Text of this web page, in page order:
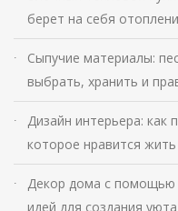
берет на себя
Сыпучие материалы:
выбрать, хранить и
Дизайн интерьера: как
которое нравится жить
Декор дома с помощью
идей для создания уюта